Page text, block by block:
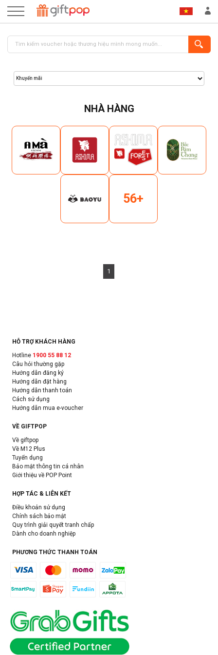
ĐĂNG NHẬP ĐĂNG KÝ
NHÀ HÀNG
56+
1
HỖ TRỢ KHÁCH HÀNG
Hotline 1900 55 88 12
Câu hỏi thường gặp
Hướng dẫn đăng ký
Hướng dẫn đặt hàng
Hướng dẫn thanh toán
Cách sử dụng
Hướng dẫn mua e-voucher
VỀ GIFTPOP
Về giftpop
Về M12 Plus
Tuyển dụng
Bảo mật thông tin cá nhân
Giới thiệu về POP Point
HỢP TÁC & LIÊN KẾT
Điều khoản sử dụng
Chính sách bảo mật
Quy trình giải quyết tranh chấp
Dành cho doanh nghiệp
PHƯƠNG THỨC THANH TOÁN